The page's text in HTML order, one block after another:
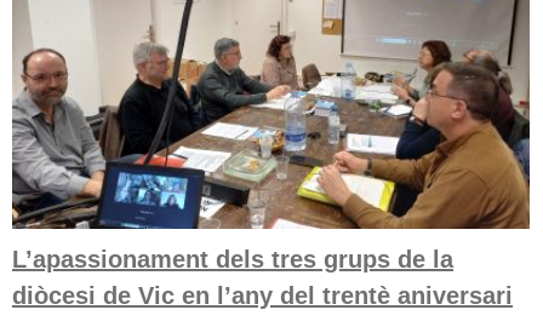
L’apassionament dels tres grups de la
diòcesi de Vic en l’any del trentè aniversari